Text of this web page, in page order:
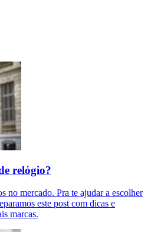
relógio?
no mercado. Pra te ajudar a escolher
este post com dicas e
marcas.